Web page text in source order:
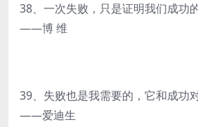
38、一次失败，只是证明我们成功
——博 维
39、失败也是我需要的，它和成功
——爱迪生